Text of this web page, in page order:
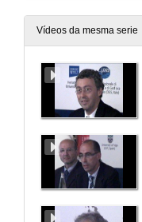
Vídeos da mesma serie